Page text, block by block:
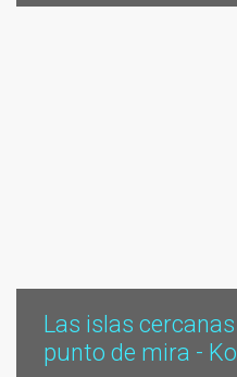
Las islas
punto de mira -